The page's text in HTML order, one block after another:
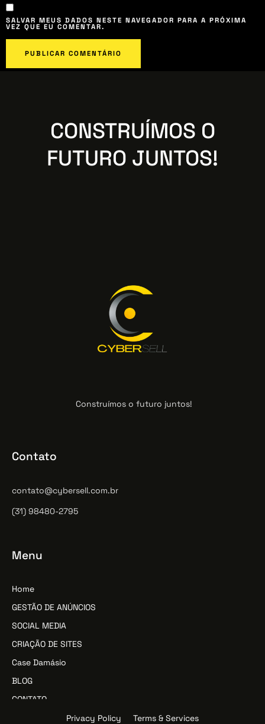
SALVAR MEUS DADOS NESTE NAVEGADOR PARA A PRÓXIMA
VEZ QUE EU COMENTAR.
CONSTRUÍMOS O
FUTURO JUNTOS!
Construímos o futuro juntos!
Contato
contato@cybersell.com.br
(31) 98480-2795
Menu
Home
GESTÃO DE ANÚNCIOS
SOCIAL MEDIA
CRIAÇÃO DE SITES
Case Damásio
BLOG
CONTATO
Privacy Policy
Terms & Services